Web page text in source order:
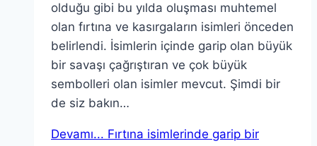
olduğu gibi bu yılda oluşması muhtemel
olan fırtına ve kasırgaların isimleri önceden
belirlendi. İsimlerin içinde garip olan büyük
bir savaşı çağrıştıran ve çok büyük
sembolleri olan isimler mevcut. Şimdi bir
de siz bakın…
Devamı... Fırtına isimlerinde garip bir